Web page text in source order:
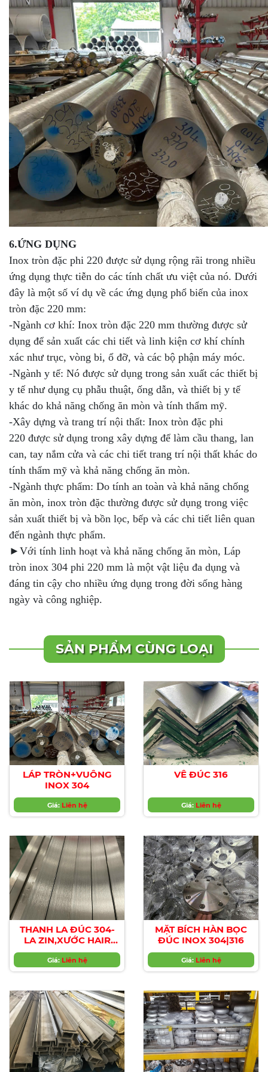
6.ỨNG DỤNG
Inox tròn đặc phi 220 được sử dụng rộng rãi trong nhiều
ứng dụng thực tiễn do các tính chất ưu việt của nó. Dưới
đây là một số ví dụ về các ứng dụng phổ biến của inox
tròn đặc 220 mm:
-Ngành cơ khí: Inox tròn đặc 220 mm thường được sử
dụng để sản xuất các chi tiết và linh kiện cơ khí chính
xác như trục, vòng bi, ổ đỡ, và các bộ phận máy móc.
-Ngành y tế: Nó được sử dụng trong sản xuất các thiết bị
y tế như dụng cụ phẫu thuật, ống dẫn, và thiết bị y tế
khác do khả năng chống ăn mòn và tính thẩm mỹ.
-Xây dựng và trang trí nội thất: Inox tròn đặc phi
220 được sử dụng trong xây dựng để làm cầu thang, lan
can, tay nắm cửa và các chi tiết trang trí nội thất khác do
tính thẩm mỹ và khả năng chống ăn mòn.
-Ngành thực phẩm: Do tính an toàn và khả năng chống
ăn mòn, inox tròn đặc thường được sử dụng trong việc
sản xuất thiết bị và bồn lọc, bếp và các chi tiết liên quan
đến ngành thực phẩm.
►Với tính linh hoạt và khả năng chống ăn mòn, Láp
tròn inox 304 phi 220 mm là một vật liệu đa dụng và
đáng tin cậy cho nhiều ứng dụng trong đời sống hàng
ngày và công nghiệp.
SẢN PHẨM CÙNG LOẠI
LÁP TRÒN+VUÔNG
INOX 304
Giá: Liên hệ
VÊ ĐÚC 316
Giá: Liên hệ
THANH LA ĐÚC 304-
LA ZIN,XƯỚC HAIR
LINE/No.1
Giá: Liên hệ
MẶT BÍCH HÀN BỌC
ĐÚC INOX 304|316
Giá: Liên hệ